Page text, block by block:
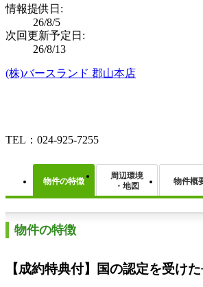
情報提供日:
26/8/5
次回更新予定日:
26/8/13
(株)バースランド 郡山本店
TEL：024-925-7255
物件の特徴
周辺環境
・地図
物件概
物件の特徴
【成約特典付】国の認定を受け